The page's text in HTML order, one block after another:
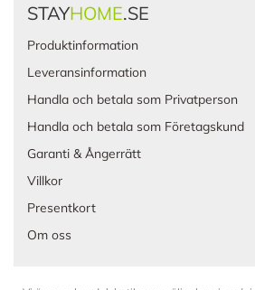
STAYHOME.SE
Produktinformation
Leveransinformation
Handla och betala som Privatperson
Handla och betala som Företagskund
Garanti & Ångerrätt
Villkor
Presentkort
Om oss